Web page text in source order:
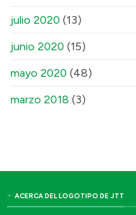
julio 2020 (13)
junio 2020 (15)
mayo 2020 (48)
marzo 2018 (3)
ACERCA DEL LOGOTIPO DE JTT